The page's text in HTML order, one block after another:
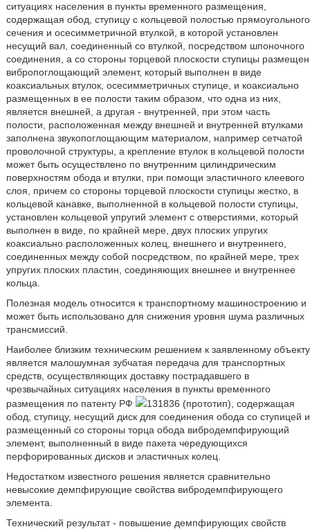
ситуациях населения в пункты временного размещения,
содержащая обод, ступицу с кольцевой полостью прямоугольного
сечения и осесимметричной втулкой, в которой установлен
несущий вал, соединенный со втулкой, посредством шпоночного
соединения, а со стороны торцевой плоскости ступицы размещен
вибропоглощающий элемент, который выполнен в виде
коаксиальных втулок, осесимметричных ступице, и коаксиально
размещенных в ее полости таким образом, что одна из них,
является внешней, а другая - внутренней, при этом часть
полости, расположенная между внешней и внутренней втулками
заполнена звукопоглощающим материалом, например сетчатой
проволочной структуры, а крепление втулок в кольцевой полости
может быть осуществлено по внутренним цилиндрическим
поверхностям обода и втулки, при помощи эластичного клеевого
слоя, причем со стороны торцевой плоскости ступицы жестко, в
кольцевой канавке, выполненной в кольцевой полости ступицы,
установлен кольцевой упругий элемент с отверстиями, который
выполнен в виде, по крайней мере, двух плоских упругих
коаксиально расположенных колец, внешнего и внутреннего,
соединенных между собой посредством, по крайней мере, трех
упругих плоских пластин, соединяющих внешнее и внутреннее
кольца.
Полезная модель относится к транспортному машиностроению и
может быть использовано для снижения уровня шума различных
трансмиссий.
Наиболее близким техническим решением к заявленному объекту
является малошумная зубчатая передача для транспортных
средств, осуществляющих доставку пострадавшего в
чрезвычайных ситуациях населения в пункты временного
размещения по патенту РФ
131836 (прототип), содержащая
обод, ступицу, несущий диск для соединения обода со ступицей и
размещенный со стороны торца обода вибродемпфирующий
элемент, выполненный в виде пакета чередующихся
перфорированных дисков и эластичных колец.
Недостатком известного решения является сравнительно
невысокие демпфирующие свойства вибродемпфирующего
элемента.
Технический результат - повышение демпфирующих свойств